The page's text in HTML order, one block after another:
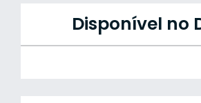
Disponível no